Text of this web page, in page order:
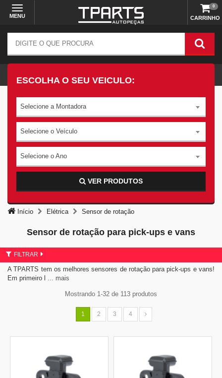
MENU CARRINHO
0
ESCOLHA O SEU VEICULO:
Selecione a Montadora
Selecione o Veículo
Selecione o Ano
VER PRODUTOS
Início Elétrica Sensor de rotação
Sensor de rotação para pick-ups e vans
FILTRAR
A TPARTS tem os melhores sensores de rotação para pick-ups e vans!
Em primeiro l ... mais
Mostrando 1-32 de 113 produtos
1 2 3 4